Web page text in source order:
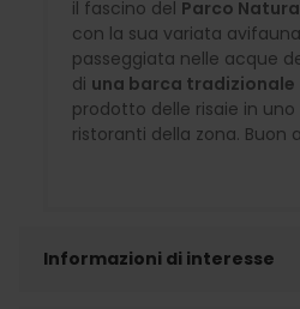
il fascino del Parco
con la sua variata
passeggiata nelle acque
di una barca tradizionale
prodotto delle risaie in uno
ristoranti della zona. Buon
Informazioni di interesse